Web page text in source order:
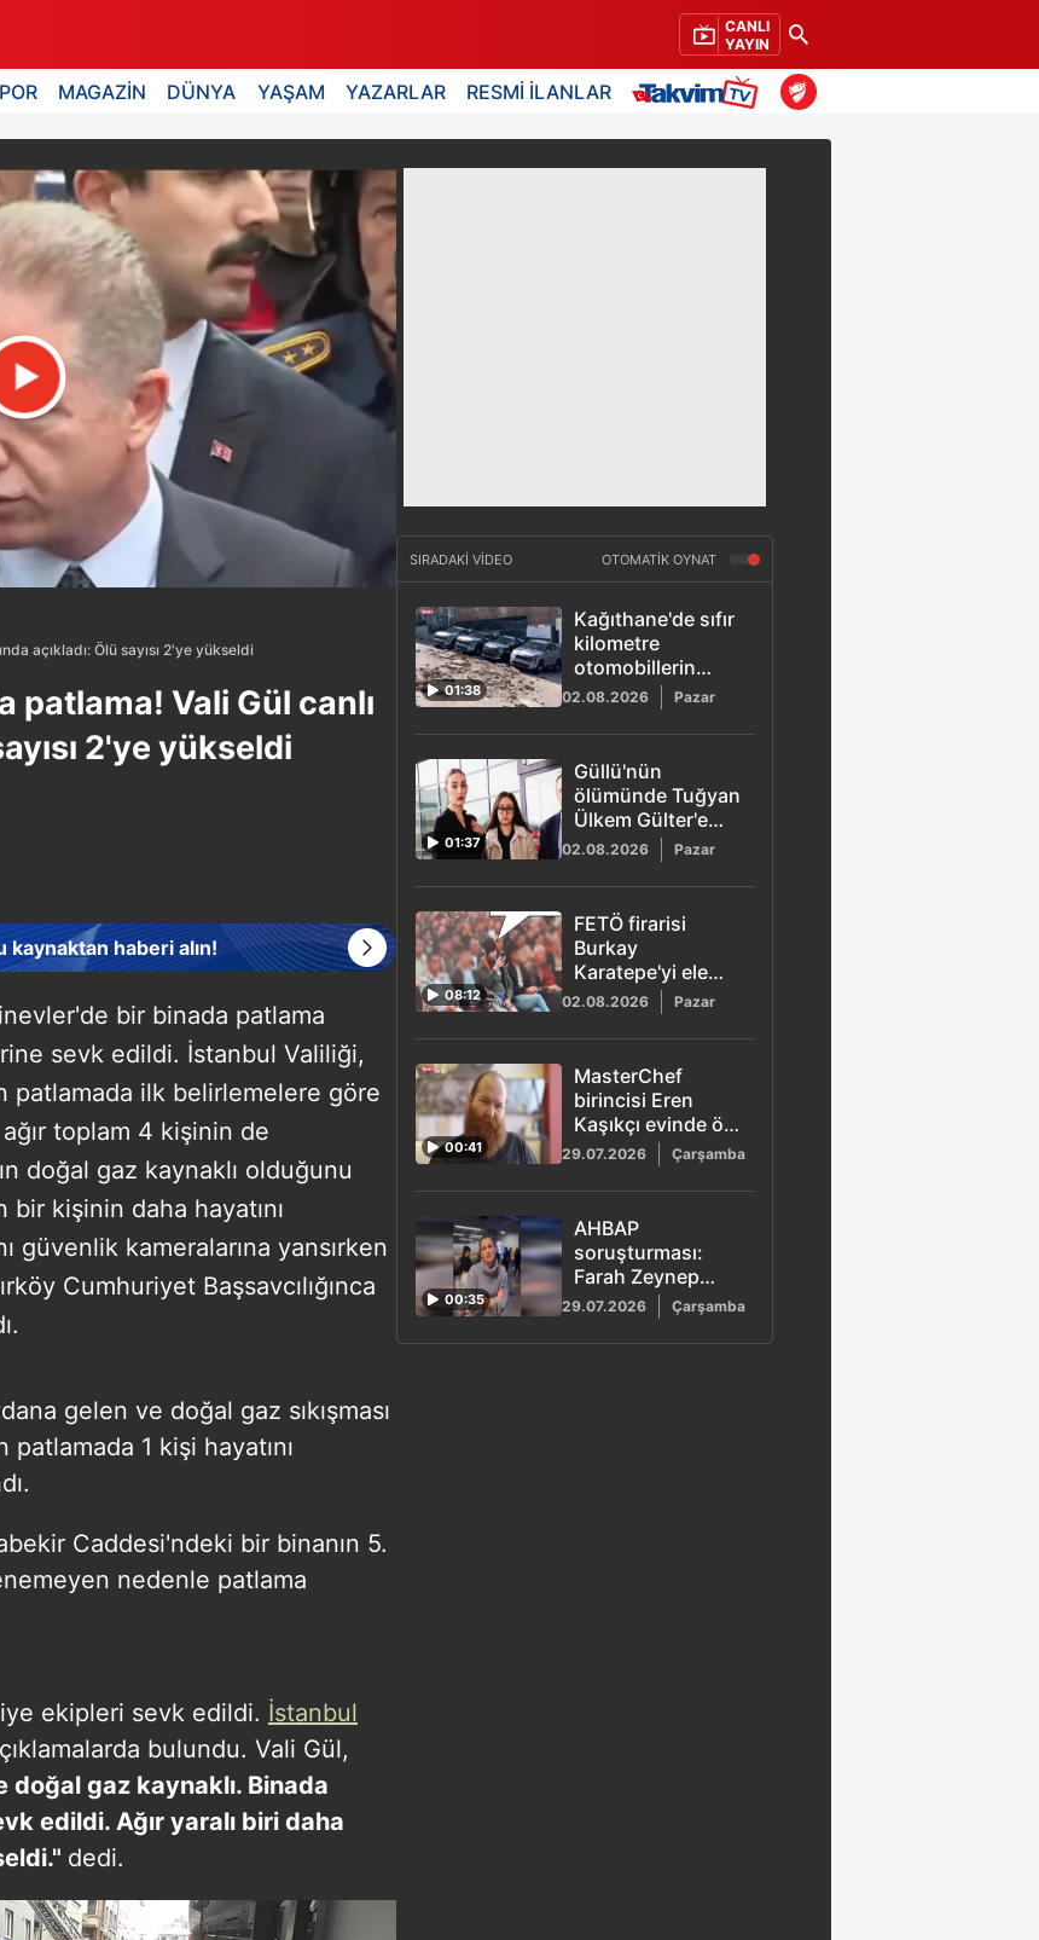
CANLI
YAYIN
MAGAZİN DÜNYA YAŞAM YAZARLAR RESMİ İLANLAR
açıkladı: Ölü sayısı 2'ye yükseldi
Vali Gül canlı
2'ye yükseldi
haberi alın!
bir binada patlama
sevk edildi. İstanbul Valiliği,
patlamada ilk belirlemelere göre
toplam 4 kişinin de
doğal gaz kaynaklı olduğunu
kişinin daha hayatını
güvenlik kameralarına yansırken
Cumhuriyet Başsavcılığınca
gelen ve doğal gaz sıkışması
1 kişi hayatını
Caddesi'ndeki bir binanın 5.
nedenle patlama
ekipleri sevk edildi. İstanbul
bulundu. Vali Gül,
gaz kaynaklı. Binada
edildi. Ağır yaralı biri daha
dedi.
SIRADAKİ VİDEO OTOMATİK OYNAT
01:38
Kağıthane'de sıfır
kilometre
otomobillerin
üzerine duvar
02.08.2026 Pazar
01:37
Güllü'nün
ölümünde Tuğyan
Ülkem Gülter'e
ağırlaştırılmış
müebbet hapis
talebi
02.08.2026 Pazar
08:12
FETÖ firarisi
Burkay
Karatepe'yi ele
veren görüntü!
02.08.2026 Pazar
00:41
MasterChef
birincisi Eren
Kaşıkçı evinde ölü
bulundu
29.07.2026 Çarşamba
00:35
AHBAP
soruşturması:
Farah Zeynep
Abdullah ifadeye
çağrıldı! İşte
Babala TV
29.07.2026 Çarşamba